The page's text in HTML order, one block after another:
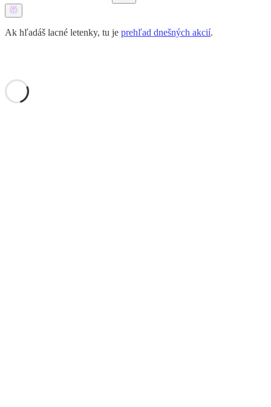
Ak hľadáš lacné letenky, tu je prehľad dnešných akcií.